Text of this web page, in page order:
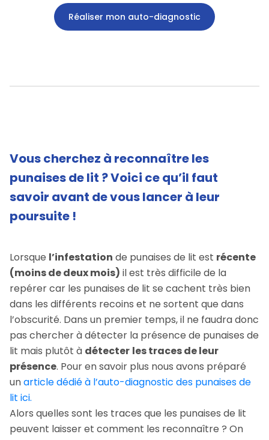
Réaliser mon auto-diagnostic
Vous cherchez à reconnaître les
punaises de lit ? Voici ce qu’il faut
savoir avant de vous lancer à leur
poursuite !
Lorsque l’infestation de punaises de lit est récente
(moins de deux mois) il est très difficile de la
repérer car les punaises de lit se cachent très bien
dans les différents recoins et ne sortent que dans
l’obscurité. Dans un premier temps, il ne faudra donc
pas chercher à détecter la présence de punaises de
lit mais plutôt à détecter les traces de leur
présence. Pour en savoir plus nous avons préparé
unarticle dédié à l’auto-diagnostic des punaises de
lit ici.
Alors quelles sont les traces que les punaises de lit
peuvent laisser et comment les reconnaître ? On